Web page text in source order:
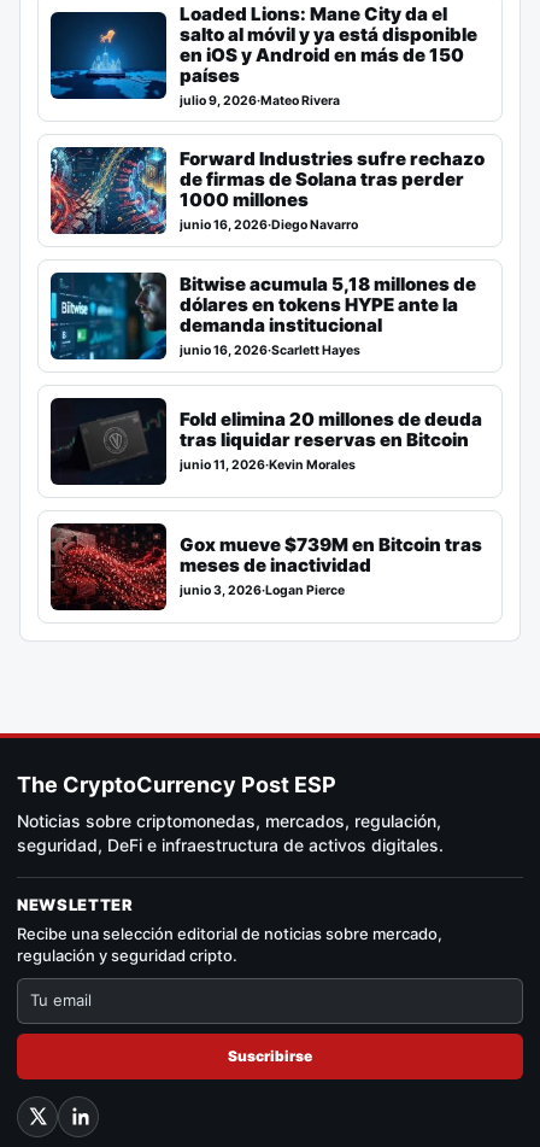
Loaded Lions: Mane City da el
salto al móvil y ya está disponible
en iOS y Android en más de 150
países
julio 9, 2026·Mateo Rivera
Forward Industries sufre rechazo
de firmas de Solana tras perder
1000 millones
junio 16, 2026·Diego Navarro
Bitwise acumula 5,18 millones de
dólares en tokens HYPE ante la
demanda institucional
junio 16, 2026·Scarlett Hayes
Fold elimina 20 millones de deuda
tras liquidar reservas en Bitcoin
junio 11, 2026·Kevin Morales
Gox mueve $739M en Bitcoin tras
meses de inactividad
junio 3, 2026·Logan Pierce
The CryptoCurrency Post ESP
Noticias sobre criptomonedas, mercados, regulación,
seguridad, DeFi e infraestructura de activos digitales.
NEWSLETTER
Recibe una selección editorial de noticias sobre mercado,
regulación y seguridad cripto.
Suscribirse